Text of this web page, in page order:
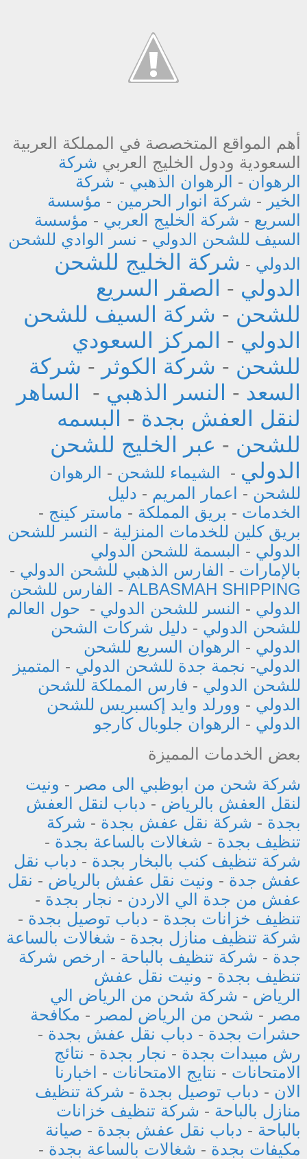
أهم المواقع المتخصصة في المملكة العربية
السعودية ودول الخليج العربي شركة
الرهوان - الرهوان الذهبي - شركة
الخير - شركة انوار الحرمين - مؤسسة
السريع - شركة الخليج العربي - مؤسسة
السيف للشحن الدولي - نسر الوادي للشحن
الدولي - شركة الخليج للشحن
الدولي -
الصقر السريع
للشحن - شركة السيف للشحن
الدولي -
المركز السعودي
للشحن - شركة الكوثر - شركة
السعد - النسر الذهبي -
الساهر
لنقل العفش بجدة -
البسمه
للشحن - عبر الخليج للشحن
الدولي - الشيماء للشحن -
الرهوان
للشحن - اعمار المريم - دليل
الخدمات - بريق المملكة - ماستر كينج -
بريق كلين للخدمات المنزلية -
النسر للشحن
الدولي -
البسمة للشحن الدولي
بالإمارات - الفارس الذهبي للشحن الدولي -
ALBASMAH SHIPPING
-
الفارس للشحن
الدولي - النسر للشحن الدولي - حول العالم
للشحن الدولي - دليل شركات الشحن
الدولي -
الرهوان السريع للشحن
الدولي- نجمة جدة للشحن الدولي -
المتميز
للشحن الدولي - فارس المملكة للشحن
الدولي - وورلد وايد إكسبريس للشحن
الدولي -
الرهوان جلوبال كارجو
بعض الخدمات المميزة
شركة شحن من ابوظبي الى مصر - ونيت
لنقل العفش بالرياض - دباب لنقل العفش
بجدة - شركة نقل عفش بجدة - شركة
تنظيف بجدة - شغالات بالساعة بجدة -
شركة تنظيف كنب بالبخار بجدة - دباب نقل
عفش جدة - ونيت نقل عفش بالرياض - نقل
عفش من جدة الي الاردن - نجار بجدة -
تنظيف خزانات بجدة - دباب توصيل بجدة -
شركة تنظيف منازل بجدة - شغالات بالساعة
جدة - شركة تنظيف بالباحة - ارخص شركة
تنظيف بجدة - ونيت نقل عفش
الرياض - شركة شحن من الرياض الي
مصر - شحن من الرياض لمصر - مكافحة
حشرات بجدة - دباب نقل عفش بجدة -
رش مبيدات بجدة - نجار بجدة - نتائج
الامتحانات - نتايج الامتحانات -
اخبارنا
الان - دباب توصيل بجدة - شركة تنظيف
منازل بالباحة - شركة تنظيف خزانات
بالباحة - دباب نقل عفش بجدة - صيانة
مكيفات بجدة - شغالات بالساعة بجدة -